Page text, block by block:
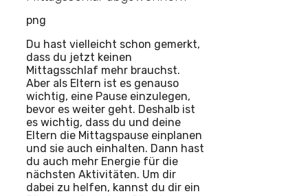
png
Du hast vielleicht schon gemerkt,
dass du jetzt keinen
Mittagsschlaf mehr brauchst.
Aber als Eltern ist es genauso
wichtig, eine Pause einzulegen,
bevor es weiter geht. Deshalb ist
es wichtig, dass du und deine
Eltern die Mittagspause einplanen
und sie auch einhalten. Dann hast
du auch mehr Energie für die
nächsten Aktivitäten. Um dir
dabei zu helfen, kannst du dir ein